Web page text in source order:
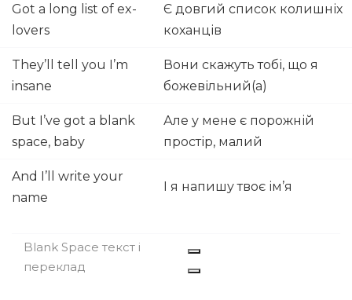
Got a long list of ex-
lovers
Є довгий список колишніх
коханців
They’ll tell you I’m
insane
Вони скажуть тобі, що я
божевільний(а)
But I’ve got a blank
space, baby
Але у мене є порожній
простір, малий
And I’ll write your
name
І я напишу твоє ім’я
Blank Space текст і
переклад